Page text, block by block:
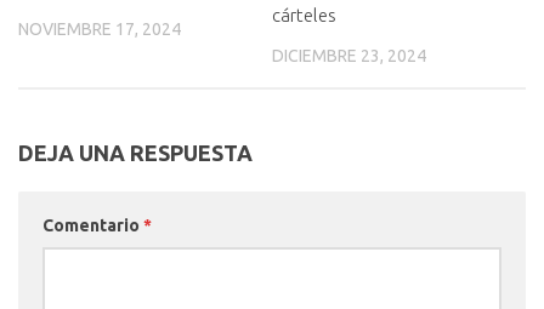
NOVIEMBRE 17, 2024
cárteles
DICIEMBRE 23, 2024
DEJA UNA RESPUESTA
Comentario *